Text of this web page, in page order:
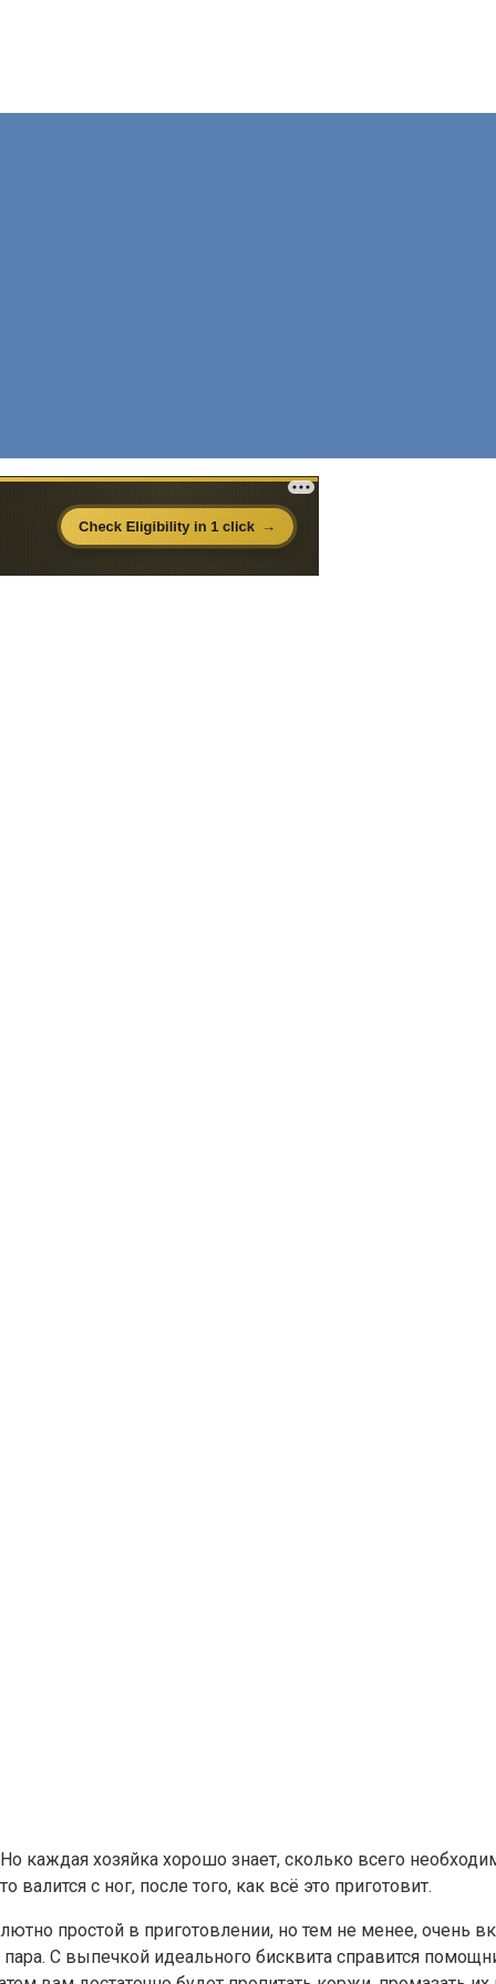
каждая хозяйка хорошо знает, сколько всего
валится с ног, после того, как всё это приготовит.
простой в приготовлении, но тем не менее,
С выпечкой идеального бисквита справится